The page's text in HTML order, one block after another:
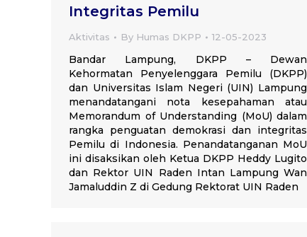
Integritas Pemilu
Aktivitas By Humas DKPP 12-05-2023
Bandar Lampung, DKPP – Dewan
Kehormatan Penyelenggara Pemilu (DKPP)
dan Universitas Islam Negeri (UIN) Lampung
menandatangani nota kesepahaman atau
Memorandum of Understanding (MoU) dalam
rangka penguatan demokrasi dan integritas
Pemilu di Indonesia. Penandatanganan MoU
ini disaksikan oleh Ketua DKPP Heddy Lugito
dan Rektor UIN Raden Intan Lampung Wan
Jamaluddin Z di Gedung Rektorat UIN Raden